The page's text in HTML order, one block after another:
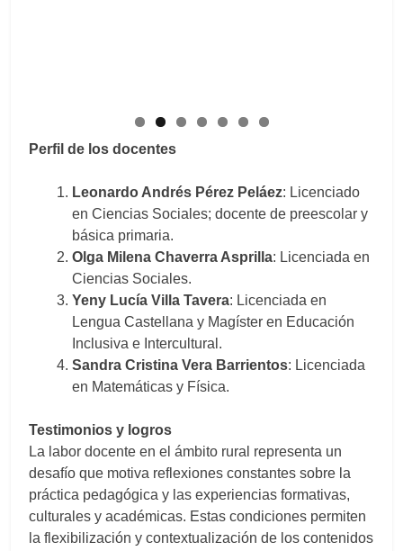
Perfil de los docentes
Leonardo Andrés Pérez Peláez: Licenciado
en Ciencias Sociales; docente de preescolar y
básica primaria.
Olga Milena Chaverra Asprilla: Licenciada en
Ciencias Sociales.
Yeny Lucía Villa Tavera: Licenciada en
Lengua Castellana y Magíster en Educación
Inclusiva e Intercultural.
Sandra Cristina Vera Barrientos: Licenciada
en Matemáticas y Física.
Testimonios y logros
La labor docente en el ámbito rural representa un
desafío que motiva reflexiones constantes sobre la
práctica pedagógica y las experiencias formativas,
culturales y académicas. Estas condiciones permiten
la flexibilización y contextualización de los contenidos